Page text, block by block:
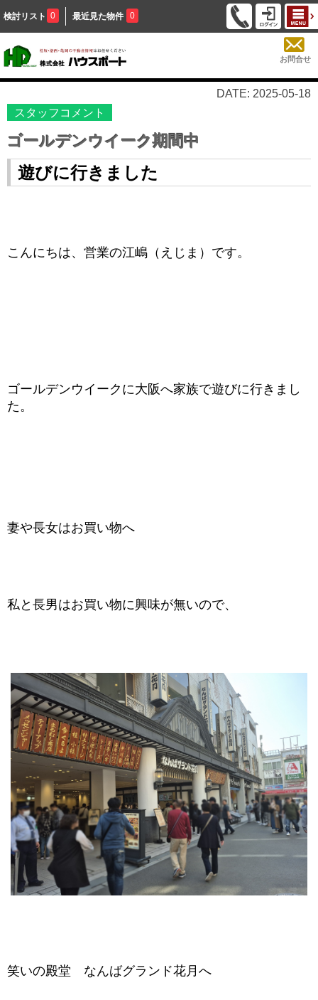
検討リスト 0 最近見た物件 0
お問合せ
DATE: 2025-05-18
スタッフコメント
ゴールデンウイーク期間中
遊びに行きました
こんにちは、営業の江嶋（えじま）です。
ゴールデンウイークに大阪へ家族で遊びに行きまし
た。
妻や長女はお買い物へ
私と長男はお買い物に興味が無いので、
笑いの殿堂 なんばグランド花月へ